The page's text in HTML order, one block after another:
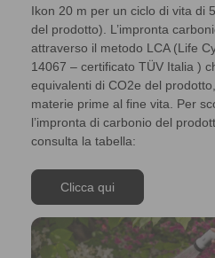
Ikon 20 m per un ciclo di vita di
del prodotto). L’impronta
attraverso il metodo LCA (Life
14067 – certificato TÜV Italia )
equivalenti di CO2e del
materie prime al fine vita. Per
l’impronta di carbonio del
consulta la tabella:
Clicca qui